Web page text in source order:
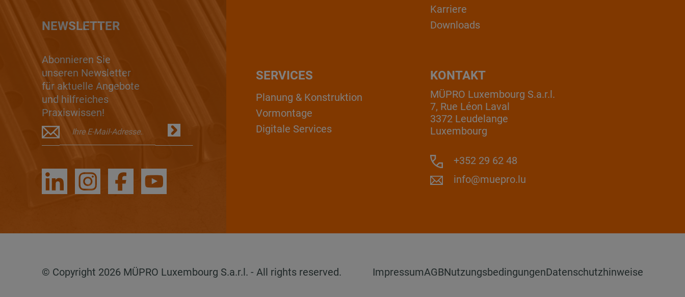
NEWSLETTER
Abonnieren Sie
unseren Newsletter
für aktuelle Angebote
und hilfreiches
Praxiswissen!
Karriere
Downloads
KONTAKT
MÜPRO Luxembourg S.a.r.l.
7, Rue Léon Laval
3372 Leudelange
Luxembourg
+352 29 62 48
info@muepro.lu
SERVICES
Planung & Konstruktion
Vormontage
Digitale Services
© Copyright 2026 MÜPRO Luxembourg S.a.r.l. - All rights reserved. ImpressumAGBNutzungsbedingungenDatenschutzhinweise